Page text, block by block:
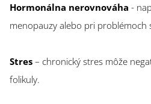
Hormonálna nerovnováha -
menopauzy alebo pri problémoch
Stres – chronický stres môže
folikuly.